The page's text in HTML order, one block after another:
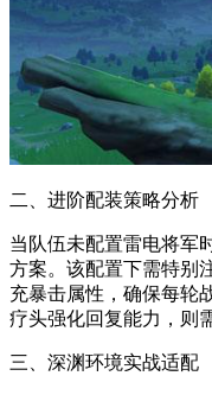
二、进阶配装策略分析
当队伍未配置雷电将军
方案。该配置下需特别
充暴击属性，确保每轮
疗头强化回复能力，则
三、深渊环境实战适配